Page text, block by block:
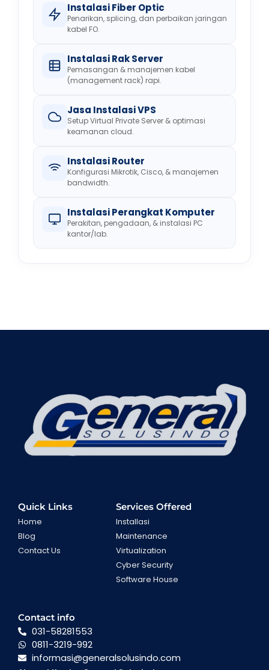
Instalasi Fiber Optic
Penarikan, splicing, dan perbaikan jaringan
kabel FO.
Instalasi Rak Server
Pemasangan & manajemen kabel
(management rack) rapi.
Jasa Instalasi VPS
Setup Virtual Private Server & optimasi
keamanan cloud.
Instalasi Router
Konfigurasi Mikrotik, Cisco, & manajemen
bandwidth.
Instalasi Perangkat Komputer
Perakitan, pengadaan, & instalasi PC
kantor/lab.
Quick Links
Home
Blog
Contact Us
Services Offered
Installasi
Maintenance
Virtualization
Cyber Security
Software House
Contact info
031-58281553
0811-3219-992
informasi@generalsolusindo.com